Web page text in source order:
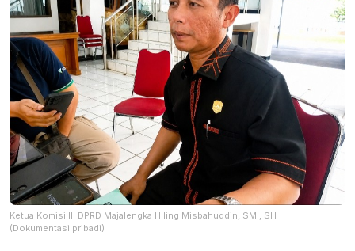
Ketua Komisi lll DPRD Majalengka H Iing Misbahuddin, SM., SH
(Dokumentasi pribadi)